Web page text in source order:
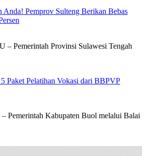
Anda! Pemprov Sulteng Berikan Bebas
– Pemerintah Provinsi Sulawesi Tengah
Paket Pelatihan Vokasi dari BBPVP
Pemerintah Kabupaten Buol melalui Balai